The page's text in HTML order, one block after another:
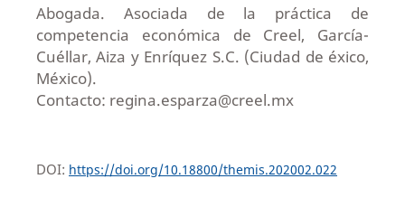
Abogada. Asociada de la práctica de
competencia económica de Creel, García-
Cuéllar, Aiza y Enríquez S.C. (Ciudad de éxico,
México).
Contacto: regina.esparza@creel.mx
DOI: https://doi.org/10.18800/themis.202002.022